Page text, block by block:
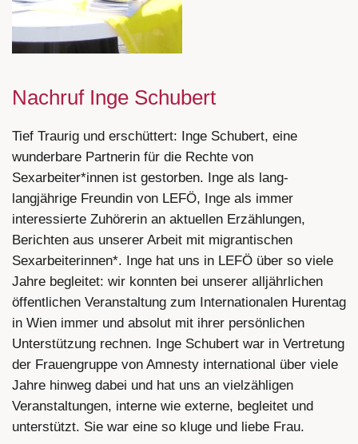
Nachruf Inge Schubert
Tief Traurig und erschüttert: Inge Schubert, eine
wunderbare Partnerin für die Rechte von
Sexarbeiter*innen ist gestorben. Inge als lang-
langjährige Freundin von LEFÖ, Inge als immer
interessierte Zuhörerin an aktuellen Erzählungen,
Berichten aus unserer Arbeit mit migrantischen
Sexarbeiterinnen*. Inge hat uns in LEFÖ über so viele
Jahre begleitet: wir konnten bei unserer alljährlichen
öffentlichen Veranstaltung zum Internationalen Hurentag
in Wien immer und absolut mit ihrer persönlichen
Unterstützung rechnen. Inge Schubert war in Vertretung
der Frauengruppe von Amnesty international über viele
Jahre hinweg dabei und hat uns an vielzähligen
Veranstaltungen, interne wie externe, begleitet und
unterstützt. Sie war eine so kluge und liebe Frau.